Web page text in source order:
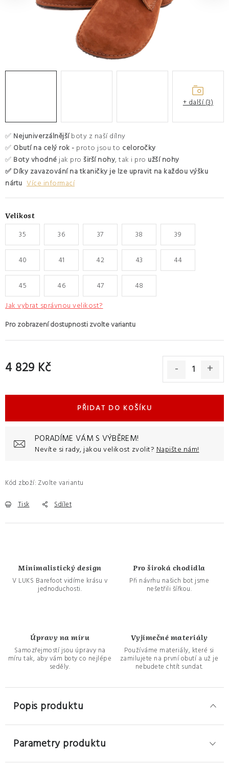
Hodnocení obchodu
Moje objednávka
Výměna a vrácení zboží
✅ Nejuniverzálnějšíboty z naší dílny
✅ Obutí na celý rok - proto jsou to celoročky
✅ Boty vhodné jak pro širší nohy, tak i pro užší nohy
✅ Díky zavazování na tkaničky je lze upravit na každou výšku
nártu Více informací
Velikost
35
36 37 38 39
40 41 42 43 44
45 46 47
48
Jak vybrat správnou velikost?
4 829 Kč
PŘIDAT DO KOŠÍKU
PORADÍME VÁM S VÝBĚREM!
Nevíte si rady, jakou velikost zvolit?Napište nám!
Kód zboží: Zvolte variantu
Tisk Sdílet
+ další (3)
Minimalistický design
V LUKS Barefoot vidíme krásu v
jednoduchosti.
Pro široká chodidla
Při návrhu našich bot jsme
nešetřili šířkou.
Úpravy na míru
Samozřejmostí jsou úpravy na
míru tak, aby vám boty co nejlépe
seděly.
Vyjímečné materiály
Používáme materiály, které si
zamilujete na první obutí a už je
nebudete chtít sundat.
Popis produktu
Parametry produktu